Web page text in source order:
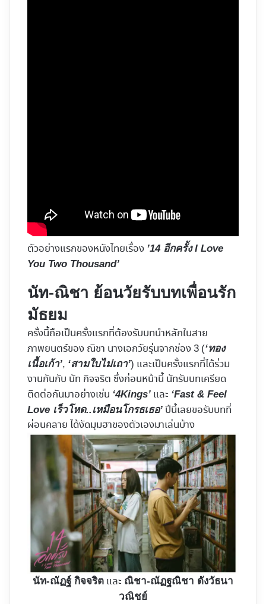
ตัวอย่างแรกของหนังไทยเรื่อง ’14 อีกครั้ง I Love
You Two Thousand’
นัท-ณิชา ย้อนวัยรับบทเพื่อนรัก
มัธยม
ครั้งนี้ถือเป็นครั้งแรกที่ต้องรับบทนำหลักในสาย
ภาพยนตร์ของ ณิชา นางเอกวัยรุ่นจากช่อง 3 (‘ทอง
เนื้อเก้า’, ‘สามใบไม่เถา’) และเป็นครั้งแรกที่ได้ร่วม
งานกันกับ นัท กิจจริต ซึ่งก่อนหน้านี้ นัทรับบทเครียด
ติดต่อกันมาอย่างเช่น ‘4Kings’ และ ‘Fast & Feel
Love เร็วโหด..เหมือนโกรธเธอ’ ปีนี้เลยขอรับบทที่
ผ่อนคลาย ได้งัดมุมฮาของตัวเองมาเล่นบ้าง
นัท-ณัฏฐ์ กิจจริต และ ณิชา-ณัฏฐณิชา ดังวัธนา
วณิชย์